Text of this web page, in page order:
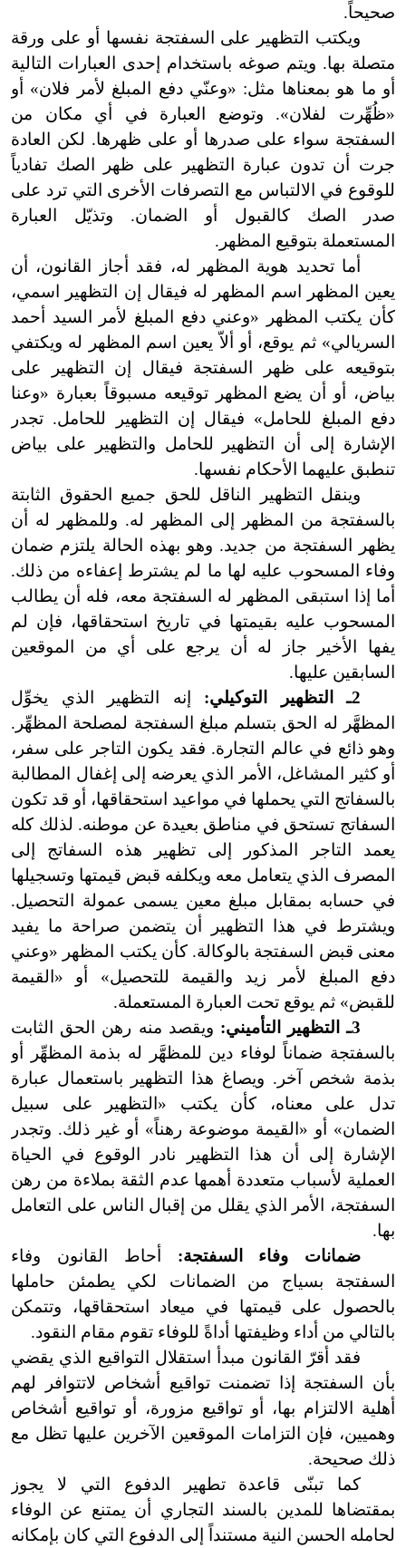
صحيحاً.
ويكتب التظهير على السفتجة نفسها أو على ورقة
متصلة بها. ويتم صوغه باستخدام إحدى العبارات التالية
أو ما هو بمعناها مثل: «وعنّي دفع المبلغ لأمر فلان» أو
«ظُهِّرت لفلان». وتوضع العبارة في أي مكان من
السفتجة سواء على صدرها أو على ظهرها. لكن العادة
جرت أن تدون عبارة التظهير على ظهر الصك تفادياً
للوقوع في الالتباس مع التصرفات الأخرى التي ترد على
صدر الصك كالقبول أو الضمان. وتذيّل العبارة
المستعملة بتوقيع المظهر.
أما تحديد هوية المظهر له، فقد أجاز القانون، أن
يعين المظهر اسم المظهر له فيقال إن التظهير اسمي،
كأن يكتب المظهر «وعني دفع المبلغ لأمر السيد أحمد
السريالي» ثم يوقع، أو ألاّ يعين اسم المظهر له ويكتفي
بتوقيعه على ظهر السفتجة فيقال إن التظهير على
بياض، أو أن يضع المظهر توقيعه مسبوقاً بعبارة «وعنا
دفع المبلغ للحامل» فيقال إن التظهير للحامل. تجدر
الإشارة إلى أن التظهير للحامل والتظهير على بياض
تنطبق عليهما الأحكام نفسها.
وينقل التظهير الناقل للحق جميع الحقوق الثابتة
بالسفتجة من المظهر إلى المظهر له. وللمظهر له أن
يظهر السفتجة من جديد. وهو بهذه الحالة يلتزم ضمان
وفاء المسحوب عليه لها ما لم يشترط إعفاءه من ذلك.
أما إذا استبقى المظهر له السفتجة معه، فله أن يطالب
المسحوب عليه بقيمتها في تاريخ استحقاقها، فإن لم
يفها الأخير جاز له أن يرجع على أي من الموقعين
السابقين عليها.
2ـ التظهير التوكيلي:
إنه التظهير الذي يخوِّل
المظهَّر له الحق بتسلم مبلغ السفتجة لمصلحة المظهِّر.
وهو ذائع في عالم التجارة. فقد يكون التاجر على سفر،
أو كثير المشاغل، الأمر الذي يعرضه إلى إغفال المطالبة
بالسفاتج التي يحملها في مواعيد استحقاقها، أو قد تكون
السفاتج تستحق في مناطق بعيدة عن موطنه. لذلك كله
يعمد التاجر المذكور إلى تظهير هذه السفاتج إلى
المصرف الذي يتعامل معه ويكلفه قبض قيمتها وتسجيلها
في حسابه بمقابل مبلغ معين يسمى عمولة التحصيل.
ويشترط في هذا التظهير أن يتضمن صراحة ما يفيد
معنى قبض السفتجة بالوكالة. كأن يكتب المظهر «وعني
دفع المبلغ لأمر زيد والقيمة للتحصيل» أو «القيمة
للقبض» ثم يوقع تحت العبارة المستعملة.
3ـ التظهير التأميني:
ويقصد منه رهن الحق الثابت
بالسفتجة ضماناً لوفاء دين للمظهَّر له بذمة المظهِّر أو
بذمة شخص آخر. ويصاغ هذا التظهير باستعمال عبارة
تدل على معناه، كأن يكتب «التظهير على سبيل
الضمان» أو «القيمة موضوعة رهناً» أو غير ذلك. وتجدر
الإشارة إلى أن هذا التظهير نادر الوقوع في الحياة
العملية لأسباب متعددة أهمها عدم الثقة بملاءة من رهن
السفتجة، الأمر الذي يقلل من إقبال الناس على التعامل
بها.
ضمانات وفاء السفتجة: أحاط القانون وفاء
السفتجة بسياج من الضمانات لكي يطمئن حاملها
بالحصول على قيمتها في ميعاد استحقاقها، وتتمكن
بالتالي من أداء وظيفتها أداةً للوفاء تقوم مقام النقود.
فقد أقرّ القانون مبدأ استقلال التواقيع الذي يقضي
بأن السفتجة إذا تضمنت تواقيع أشخاص لاتتوافر لهم
أهلية الالتزام بها، أو تواقيع مزورة، أو تواقيع أشخاص
وهميين، فإن التزامات الموقعين الآخرين عليها تظل مع
ذلك صحيحة.
كما تبنّى قاعدة تطهير الدفوع التي لا يجوز
بمقتضاها للمدين بالسند التجاري أن يمتنع عن الوفاء
لحامله الحسن النية مستنداً إلى الدفوع التي كان بإمكانه